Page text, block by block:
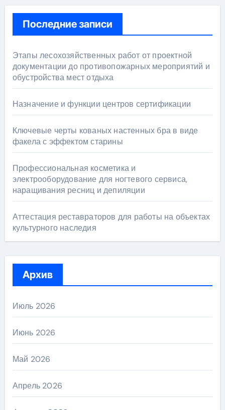
Последние записи
Этапы лесохозяйственных работ от проектной
документации до противопожарных мероприятий и
обустройства мест отдыха
Назначение и функции центров сертификации
Ключевые черты кованых настенных бра в виде
факела с эффектом старины
Профессиональная косметика и
электрооборудование для ногтевого сервиса,
наращивания ресниц и депиляции
Аттестация реставраторов для работы на объектах
культурного наследия
Архив
Июль 2026
Июнь 2026
Май 2026
Апрель 2026